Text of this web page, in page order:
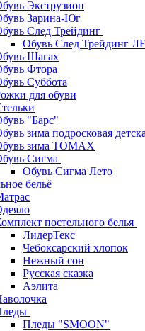
Экструзион
Зарина-Юг
След Трейдинг
Обувь След Трейдинг
Шагах
Фтора
Суббота
для обуви
"Барс"
зима подросковая
зима ТОМАХ
Сигма
Обувь Сигма Лето
бельё
постельного белья
ЛидерТекс
Чебоксарский хлопок
Нежный сон
Русская сказка
Аэлита
Пледы "SMOON"